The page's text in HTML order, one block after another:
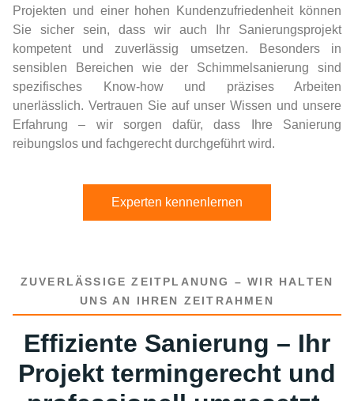
Projekten und einer hohen Kundenzufriedenheit können
Sie sicher sein, dass wir auch Ihr Sanierungsprojekt
kompetent und zuverlässig umsetzen. Besonders in
sensiblen Bereichen wie der Schimmelsanierung sind
spezifisches Know-how und präzises Arbeiten
unerlässlich. Vertrauen Sie auf unser Wissen und unsere
Erfahrung – wir sorgen dafür, dass Ihre Sanierung
reibungslos und fachgerecht durchgeführt wird.
Experten kennenlernen
ZUVERLÄSSIGE ZEITPLANUNG – WIR HALTEN
UNS AN IHREN ZEITRAHMEN
Effiziente Sanierung – Ihr
Projekt termingerecht und